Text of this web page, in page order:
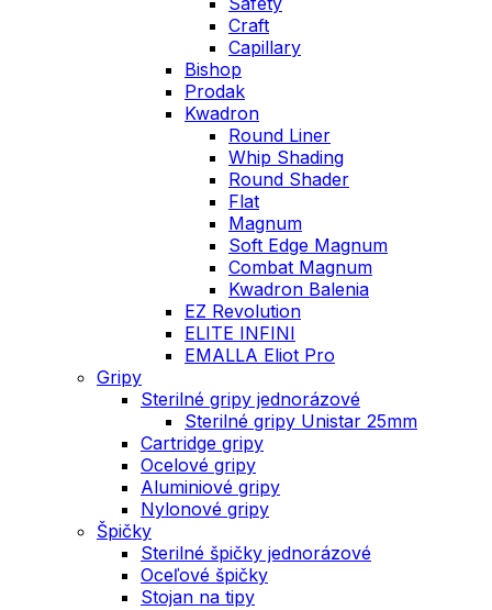
Craft
Capillary
Bishop
Prodak
Kwadron
Round Liner
Whip Shading
Round Shader
Flat
Magnum
Soft Edge Magnum
Combat Magnum
Kwadron Balenia
EZ Revolution
ELITE INFINI
EMALLA Eliot Pro
Gripy
Sterilné gripy jednorázové
Sterilné gripy Unistar 25mm
Cartridge gripy
Ocelové gripy
Aluminiové gripy
Nylonové gripy
Špičky
Sterilné špičky jednorázové
Oceľové špičky
Stojan na tipy